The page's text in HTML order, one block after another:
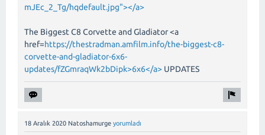
mJEc_2_Tg/hqdefault.jpg"></a>
The Biggest C8 Corvette and Gladiator <a
href=https://thestradman.amfilm.info/the-biggest-c8-
corvette-and-gladiator-6x6-
updates/fZGmraqWk2bDipk>6x6</a> UPDATES
18 Aralık 2020 Natoshamurge yorumladı